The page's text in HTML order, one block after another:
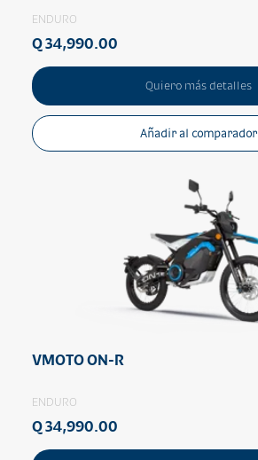
ENDURO
Q 34,990.00
Quiero más detalles
Añadir al comparador
VMOTO ON-R
ENDURO
Q 34,990.00